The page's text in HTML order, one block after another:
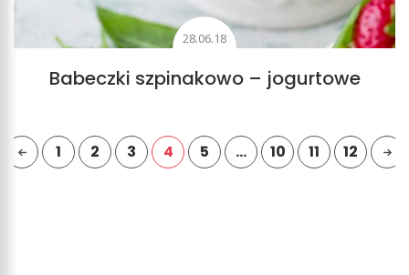
28.06.18
Babeczki szpinakowo – jogurtowe
1 2 3 4 5 … 10 11 12